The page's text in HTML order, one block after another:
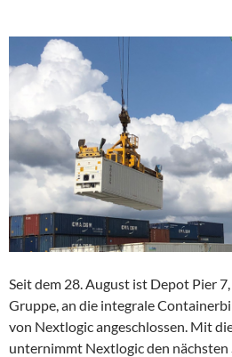
Seit dem 28. August ist Depot Pier
Gruppe, an die integrale
von Nextlogic angeschlossen. Mit
unternimmt Nextlogic den